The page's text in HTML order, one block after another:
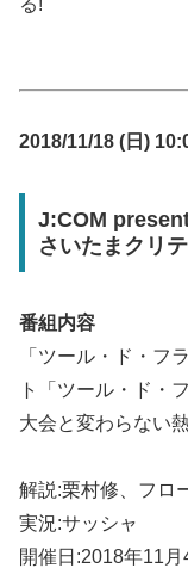
2018/11/18 (日)
J:COM
さいたまクリ
番組内容
「ツール・ド・フ
ト「ツール・ド・
大会と変わらない
解説:栗村修、フロ
実況:サッシャ
開催日:2018年11月